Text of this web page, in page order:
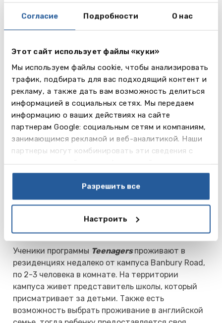
Согласие Подробности О нас
Этот сайт использует файлы «куки»
Мы используем файлы cookie, чтобы анализировать
трафик, подбирать для вас подходящий контент и
рекламу, а также дать вам возможность делиться
информацией в социальных сетях. Мы передаем
информацию о ваших действиях на сайте
партнерам Google: социальным сетям и компаниям,
занимающимся рекламой и веб-аналитикой. Наши
партнеры могут комбинировать эти сведения с
данными, которые они получили при использовании
Разрешить все
Настроить
Young Leaders in Oxford (13-15 лет)
– английский
научит не бояться выступать перед публикой; 21
Даты и стоимость:
с 08.07, 22.07, 05.08 на 2 недели - 3975 GBP
____________________________
На программы Teenagersпринимают детей с
разными уровнями владения английским языком,
начиная с Elementary (начальный). Цель курса –
совершенствование навыков чтения, письма,
2, 3 или 4 недели с середины июня по середину
августа. В программу включена 1 экскурсия в
неделю, различные культурные и спортивные
Ученики программы Teenagersпроживают в
резиденциях недалеко от кампуса Banbury Road,
по 2-3 человека в комнате. На территории
кампуса живет представитель школы, который
присматривает за детьми. Также есть
возможность выбрать проживание в английской